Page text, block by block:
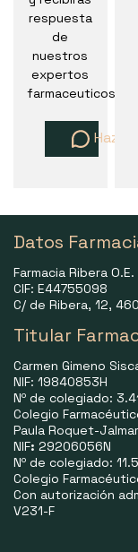
respuesta
de
nuestros
expertos
farmaceuticos
Haz
Datos
Farmacia Ribera O.E.
CIF: E44755098
C/ de Ribera, 12,
Titular
Carmen Gimeno
NIF: 19840853H
Nº de colegiado:
Colegio
Paula Roquet-
NIF: 29206056N
Nº de colegiado:
Colegio
Con autorización
V231-F